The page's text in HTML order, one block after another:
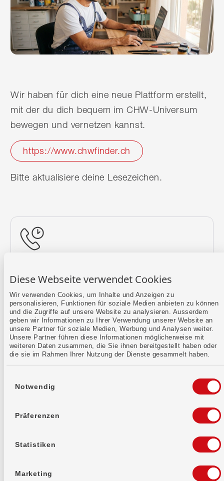
Diese Webseite verwendet Cookies
Wir verwenden Cookies, um Inhalte und Anzeigen zu
personalisieren, Funktionen für soziale Medien anbieten zu können
und die Zugriffe auf unsere Website zu analysieren. Ausserdem
geben wir Informationen zu Ihrer Verwendung unserer Website an
unsere Partner für soziale Medien, Werbung und Analysen weiter.
Unsere Partner führen diese Informationen möglicherweise mit
weiteren Daten zusammen, die Sie ihnen bereitgestellt haben oder
die sie im Rahmen Ihrer Nutzung der Dienste gesammelt haben.
Notwendig
Präferenzen
Statistiken
Marketing
Wir haben für dich eine neue Plattform erstellt,
mit der du dich bequem im CHW-Universum
bewegen und vernetzen kannst.
https://www.chwfinder.ch
Bitte aktualisiere deine Lesezeichen.
Mehr erfahren
Kontaktformular